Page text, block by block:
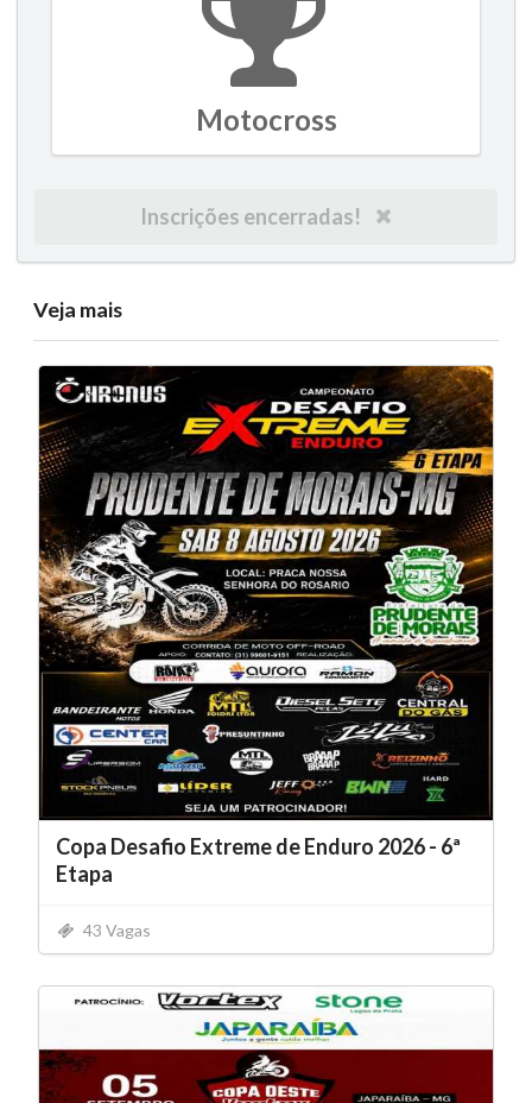
Motocross
Inscrições encerradas!
Veja mais
Copa Desafio Extreme de Enduro 2026 - 6ª
Etapa
43 Vagas